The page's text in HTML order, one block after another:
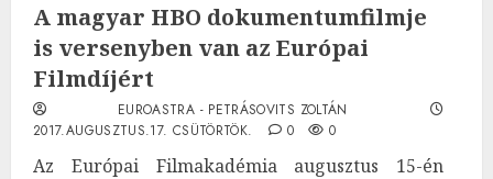
A magyar HBO dokumentumfilmje
is versenyben van az Európai
Filmdíjért
EUROASTRA - PETRÁSOVITS ZOLTÁN
2017.AUGUSZTUS.17. CSÜTÖRTÖK.
0 0
Az Európai Filmakadémia augusztus 15-én